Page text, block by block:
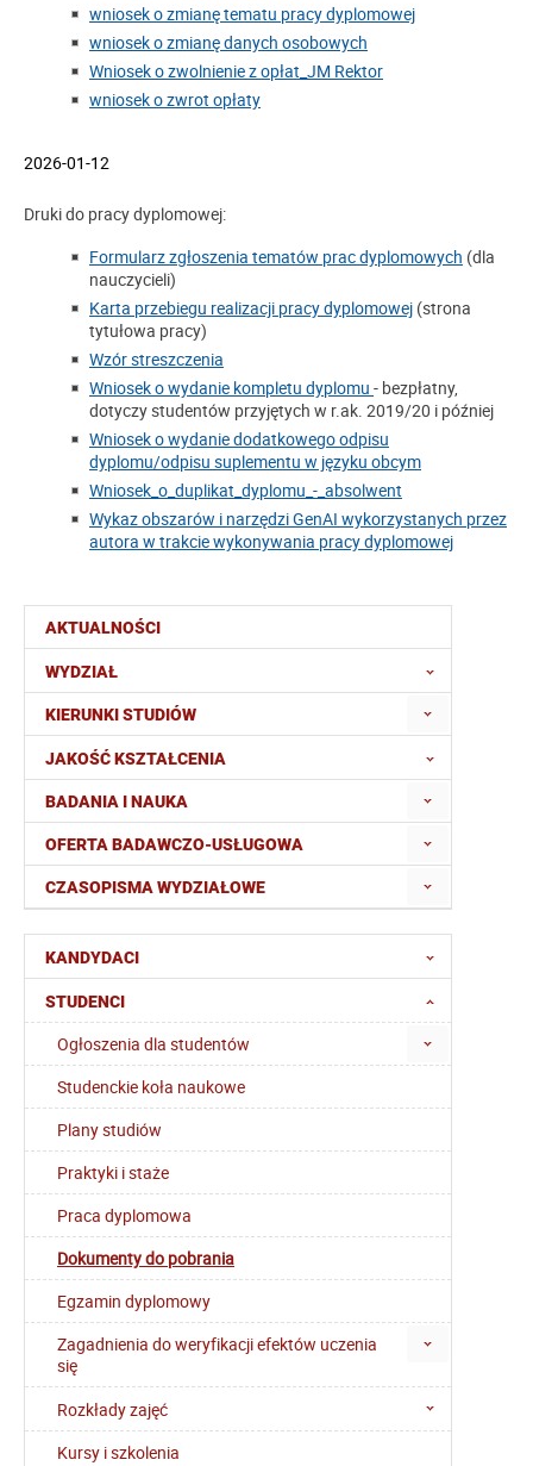
AKTUALNOŚCI
WYDZIAŁ
KIERUNKI STUDIÓW
JAKOŚĆ KSZTAŁCENIA
BADANIA I NAUKA
OFERTA BADAWCZO-USŁUGOWA
CZASOPISMA WYDZIAŁOWE
KANDYDACI
STUDENCI
Ogłoszenia dla studentów
Studenckie koła naukowe
Plany studiów
Praktyki i staże
Praca dyplomowa
Dokumenty do pobrania
Egzamin dyplomowy
Zagadnienia do weryfikacji efektów uczenia
się
Rozkłady zajęć
Kursy i szkolenia
wniosek o zmianę tematu pracy dyplomowej
wniosek o zmianę danych osobowych
Wniosek o zwolnienie z opłat_JM Rektor
wniosek o zwrot opłaty
2026-01-12
Druki do pracy dyplomowej:
Formularz zgłoszenia tematów prac dyplomowych (dla
nauczycieli)
Karta przebiegu realizacji pracy dyplomowej (strona
tytułowa pracy)
Wzór streszczenia
Wniosek o wydanie kompletu dyplomu - bezpłatny,
dotyczy studentów przyjętych w r.ak. 2019/20 i później
Wniosek o wydanie dodatkowego odpisu
dyplomu/odpisu suplementu w języku obcym
Wniosek_o_duplikat_dyplomu_-_absolwent
Wykaz obszarów i narzędzi GenAI wykorzystanych przez
autora w trakcie wykonywania pracy dyplomowej